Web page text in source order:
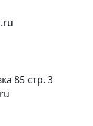
85 стр. 3